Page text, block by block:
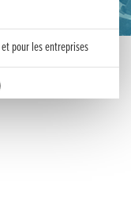
pour les entreprises